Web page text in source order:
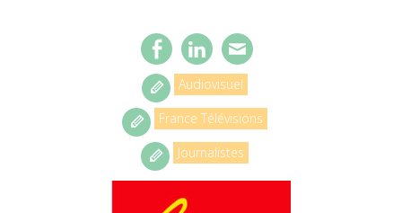
Audiovisuel
France Télévisions
Journalistes